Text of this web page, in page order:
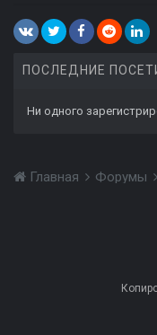
ПОСЛЕДНИЕ
Ни одного
Главная Форумы